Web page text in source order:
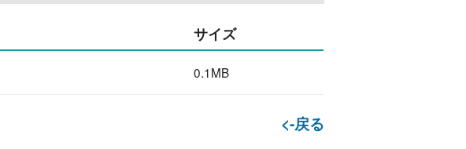
サイズ
0.1MB
<-戻る